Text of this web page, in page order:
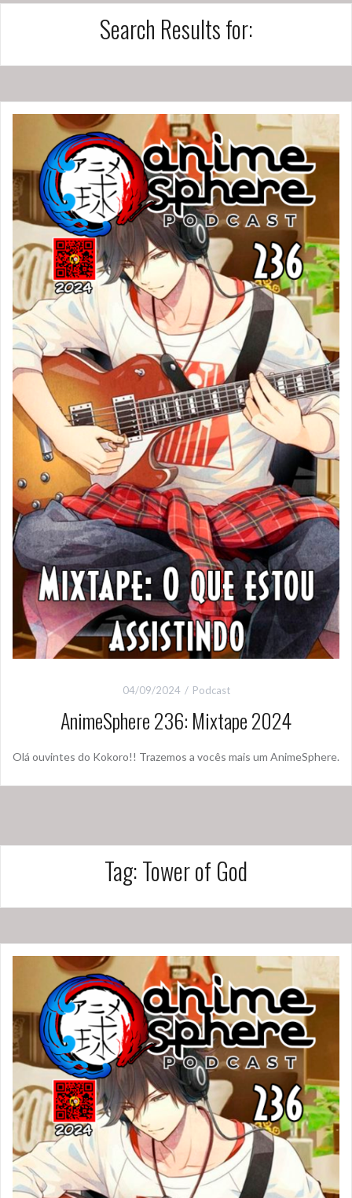
Search Results for:
04/09/2024 Podcast
AnimeSphere 236: Mixtape 2024
Olá ouvintes do Kokoro!! Trazemos a vocês mais um AnimeSphere.
Tag:Tower of God